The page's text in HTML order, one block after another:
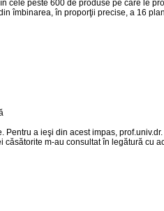
peste 600 de produse pe care le
îmbinarea, în proporţii precise, a 16
a ieşi din acest impas,
m-au consultat în legătură